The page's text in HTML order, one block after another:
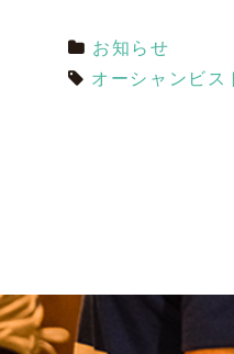
お知らせ
オーシャンビス